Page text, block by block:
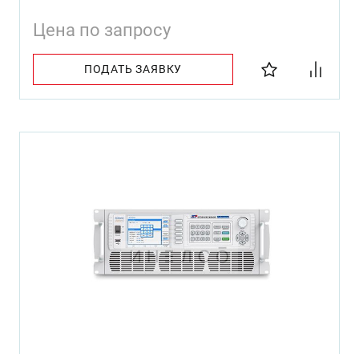
Цена по запросу
ПОДАТЬ ЗАЯВКУ